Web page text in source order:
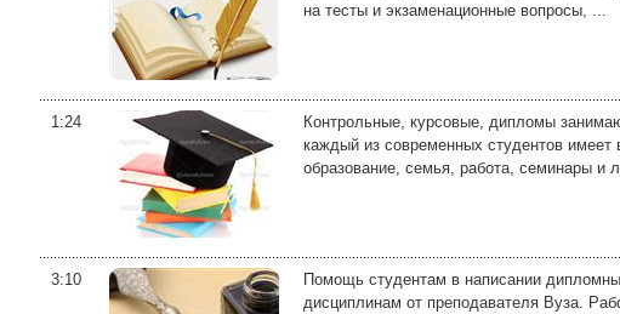
на тесты и экзаменационные вопросы, ...
1:24
Контрольные, курсовые, дипломы
каждый из современных студентов имеет
образование, семья, работа, семинары и
3:10
Помощь студентам в написании
дисциплинам от преподавателя Вуза.